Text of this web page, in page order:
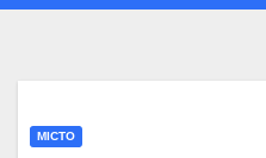
МІСТО